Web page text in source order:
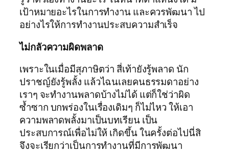
เป้าหมายอะไรในการทำงาน และควรพัฒนา ไป
อย่างไรให้การทำงานประสบความสำเร็จ
ไม่กลัวความผิดพลาด
เพราะในเมื่อมีสุภาษิตว่า สี่เท้ายังรู้พลาด นัก
ปราชญ์ยังรู้พลั้ง แล้วไฉนเลยคนธรรมดาอย่าง
เราๆ จะทำงานพลาดบ้างไม่ได้ แต่ก็ใช่ว่าผิด
ซ้ำซาก บกพร่องในเรื่องเดิมๆ ก็ไม่ไหว ให้เอา
ความพลาดพลั้งมาเป็นบทเรียน เป็น
ประสบการณ์เพื่อไม่ให้ เกิดขึ้น ในครั้งต่อไปนี่สิ
จึงจะเรียกว่าเป็นการทำงานที่มีการพัฒนา